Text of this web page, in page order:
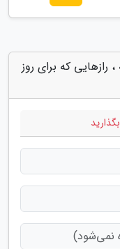
رازهایی که برای روز